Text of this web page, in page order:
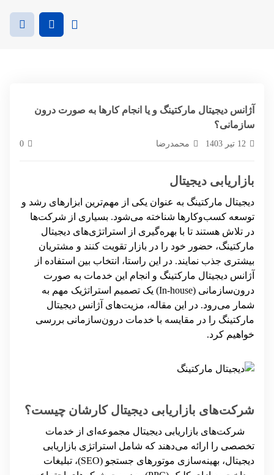
آژانس دیجیتال مارکتینگ و یا انجام کارها به صورت درون
سازمانی؟
12 تیر 1403 محمدرضا 0
بازاریابی دیجیتال
دیجیتال مارکتینگ به عنوان یکی از مهم‌ترین ابزارهای رشد و
توسعه کسب‌وکارها شناخته می‌شود. بسیاری از شرکت‌ها
در تلاش هستند تا با بهره‌گیری از استراتژی‌های دیجیتال
مارکتینگ، حضور خود را در بازار تقویت کنند و مشتریان
بیشتری جذب نمایند. در این راستا، انتخاب بین استفاده از
آژانس دیجیتال مارکتینگ و انجام این خدمات به صورت
درون‌سازمانی (In-house)
یک تصمیم استراتژیک مهم به
شمار می‌رود. در این مقاله، مزیت‌های آژانس دیجیتال
مارکتینگ را در مقایسه با خدمات درون‌سازمانی بررسی
خواهیم کرد.
شرکت‌های بازاریابی دیجیتال کارشان چیست؟
شرکت‌های بازاریابی دیجیتال مجموعه‌ای از خدمات
تخصصی را ارائه می‌دهند که شامل استراتژی بازاریابی
دیجیتال، بهینه‌سازی موتورهای جستجو (SEO)، تبلیغات